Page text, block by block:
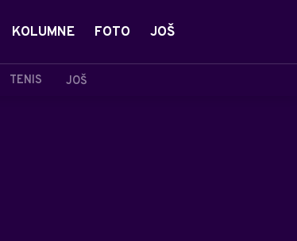
TENIS JOŠ
KOLUMNE FOTO JOŠ